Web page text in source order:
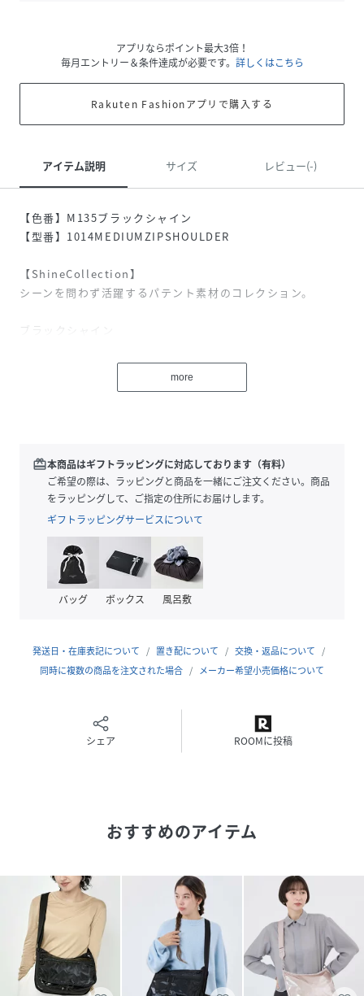
アプリならポイント最大3倍！
毎月エントリー＆条件達成が必要です。 詳しくはこちら
Rakuten Fashionアプリで購入する
アイテム説明 サイズ レビュー(-)
【色番】M135ブラックシャイン
【型番】1014MEDIUMZIPSHOULDER
【ShineCollection】
シーンを問わず活躍するパテント素材のコレクション。
ブラックシャイン
ツヤのある質感がスポーティになりすぎず大人な印象。シン
プルなデザインで日常使いしやすく、年齢問わずシーズンレ
スマートなスクエア型ショルダーバッグ。持った時のクタッ
としたシルエットが体にフィットしやすく、長財布や500ml
のペットボトルもゆったり入り、ちょっとしたお出かけはも
ちろん、サブバッグとしてもおすすめです。
【仕様】
メイン開閉部：ファスナー
内側：オープンポケット×1、ファスナーポケット×1
こちらはレスポートサック公式ストアです。商品は全て正規
品です。
【レスポ 1014】
プリント一覧をご覧になりたい場合は
ッグ手持ち軽量収納斜め掛け大容量肩掛けトレンドギフト通
性別タイプ ユニセックス
素材 ナイロン
サイズ フリー
more
redeem本商品はギフトラッピングに対応しております（有料）
ご希望の際は、ラッピングと商品を一緒にご注文ください。商品
をラッピングして、ご指定の住所にお届けします。
ギフトラッピングサービスについて
バッグ ボックス 風呂敷
発送日・在庫表記について 置き配について
交換・返品について
同時に複数の商品を注文された場合
メーカー希望小売価格について
シェア ROOMに投稿
おすすめのアイテム